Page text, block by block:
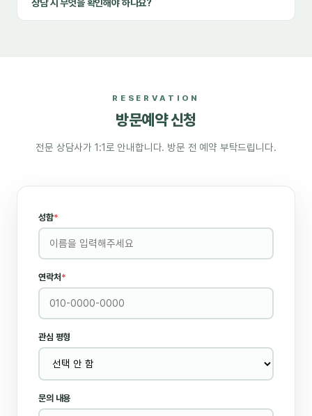
상담 시 무엇을 확인해야 하나요?
RESERVATION
방문예약 신청
전문 상담사가 1:1로 안내합니다. 방문 전 예약 부탁드립니다.
성함*
연락처*
관심 평형
문의 내용